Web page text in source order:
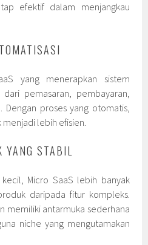
efektif dalam menjangkau
yang menerapkan sistem
pemasaran, pembayaran,
Dengan proses yang otomatis,
lebih efisien.
YANG STABIL
Micro SaaS lebih banyak
daripada fitur kompleks.
memiliki antarmuka sederhana
niche yang mengutamakan